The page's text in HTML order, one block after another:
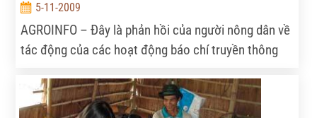
5-11-2009
AGROINFO – Đây là phản hồi của người nông dân về
tác động của các hoạt động báo chí truyền thông
phẩm “Truyền thông nông nghiệp – nông thôn –
nông dân”…